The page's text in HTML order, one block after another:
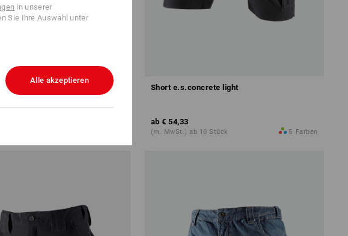
20 Stück
Short e.s.concrete light
ab € 54,33
(m. MwSt.) ab 10 Stück 5 Farben
in unserer
Sie Ihre Auswahl unter
Alle akzeptieren